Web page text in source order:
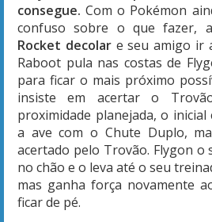
consegue. Com o Pokémon
confuso sobre o que fazer,
Rocket decolare seu amigo ir
Raboot pula nas costas de
para ficar o mais próximo
insiste em acertar o
proximidade planejada, o
a ave com o Chute Duplo,
acertado pelo Trovão. Flygon o
no chão e o leva até o seu
mas ganha força novamente
ficar de pé.